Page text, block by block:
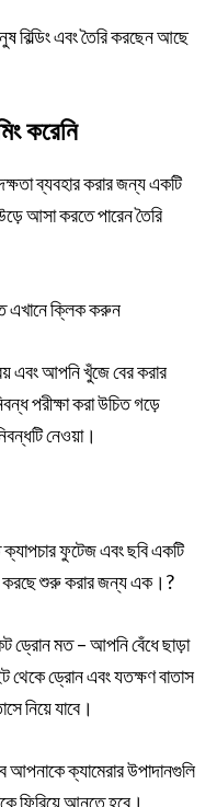
বিল্ডিং এবং তৈরি করছেন আছে
করেনি
ব্যবহার করার জন্য একটি
আসা করতে পারেন তৈরি
এখানে ক্লিক করুন
এবং আপনি খুঁজে বের করার
পরীক্ষা করা উচিত গড়ে
নেওয়া।
ফুটেজ এবং ছবি একটি
করছে শুরু করার জন্য এক।?
ড্রোন মত – আপনি বেঁধে ছাড়া
থেকে ড্রোন এবং যতক্ষণ বাতাস
নিয়ে যাবে।
আপনাকে ক্যামেরার উপাদানগুলি
ফিরিয়ে আনতে হবে।